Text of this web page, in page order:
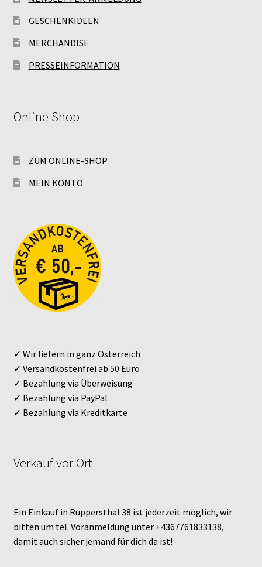
GESCHENKIDEEN
MERCHANDISE
PRESSEINFORMATION
Online Shop
ZUM ONLINE-SHOP
MEIN KONTO
✓ Wir liefern in ganz Österreich
✓ Versandkostenfrei ab 50 Euro
✓ Bezahlung via Überweisung
✓ Bezahlung via PayPal
✓ Bezahlung via Kreditkarte
Verkauf vor Ort
Ein Einkauf in Ruppersthal 38 ist jederzeit möglich, wir
bitten um tel. Voranmeldung unter +4367761833138,
damit auch sicher jemand für dich da ist!